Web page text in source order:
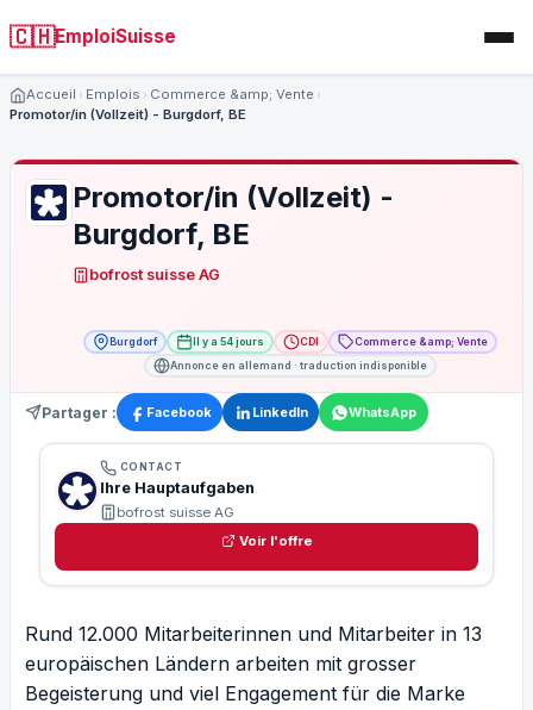
🇨🇭EmploiSuisse
Accueil Emplois
Commerce &amp; Vente
Promotor/in (Vollzeit) - Burgdorf, BE
Promotor/in (Vollzeit) -
Burgdorf, BE
bofrost suisse AG
Burgdorf Il y a 54 jours CDI
Commerce &amp; Vente
Annonce en allemand · traduction indisponible
Partager : Facebook LinkedIn WhatsApp
CONTACT
Ihre Hauptaufgaben
bofrost suisse AG
Voir l'offre
Rund 12.000 Mitarbeiterinnen und Mitarbeiter in 13
europäischen Ländern arbeiten mit grosser
Begeisterung und viel Engagement für die Marke